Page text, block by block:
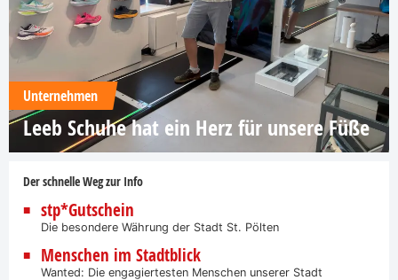
Unternehmen
Leeb Schuhe hat ein Herz für unsere Füße
Der schnelle Weg zur Info
stp*Gutschein
Die besondere Währung der Stadt St. Pölten
Menschen im Stadtblick
Wanted: Die engagiertesten Menschen unserer Stadt